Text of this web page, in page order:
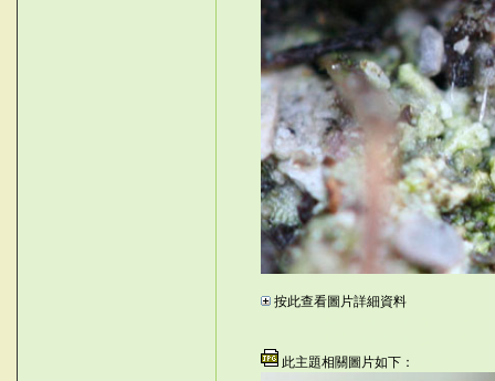
按此查看圖片詳細資料
此主題相關圖片如下：